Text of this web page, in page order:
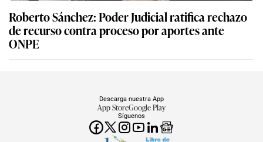
Roberto Sánchez: Poder Judicial ratifica rechazo
de recurso contra proceso por aportes ante
ONPE
Síguenos
Descarga nuestra App
App StoreGoogle Play